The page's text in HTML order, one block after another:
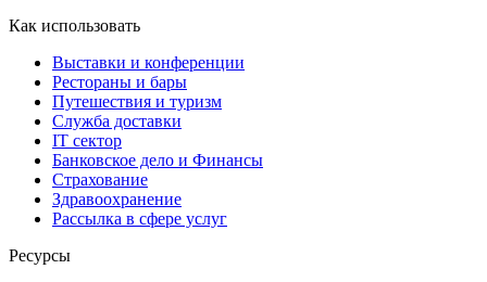
Как использовать
Выставки и конференции
Рестораны и бары
Путешествия и туризм
Служба доставки
IT сектор
Банковское дело и Финансы
Страхование
Здравоохранение
Рассылка в сфере услуг
Ресурсы